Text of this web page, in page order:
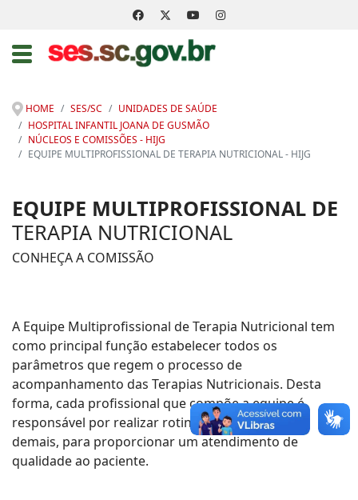
HOME SES/SC
UNIDADES DE SAÚDE
HOSPITAL INFANTIL JOANA DE GUSMÃO
NÚCLEOS E COMISSÕES - HIJG
EQUIPE MULTIPROFISSIONAL DE TERAPIA NUTRICIONAL - HIJG
EQUIPE MULTIPROFISSIONAL DE
TERAPIA NUTRICIONAL
CONHEÇA A COMISSÃO
A Equipe Multiprofissional de Terapia Nutricional tem
como principal função estabelecer todos os
parâmetros que regem o processo de
acompanhamento das Terapias Nutricionais. Desta
forma, cada profissional que compõe a equipe é
responsável por realizar rotina integrada com os
demais, para proporcionar um atendimento de
qualidade ao paciente.